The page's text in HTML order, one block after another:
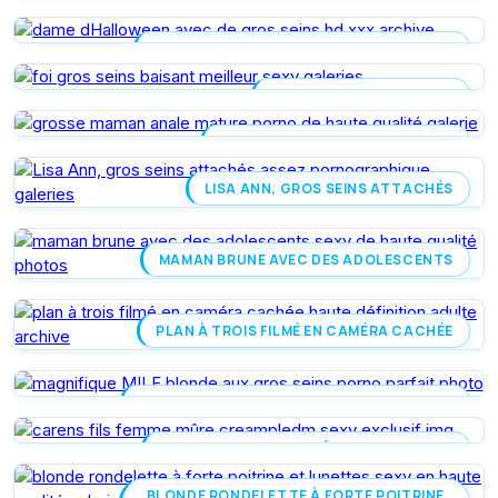
DAME DHALLOWEEN AVEC DE GROS SEINS
FOI GROS SEINS BAISANT
GROSSE MAMAN ANALE MATURE
LISA ANN, GROS SEINS ATTACHÉS
MAMAN BRUNE AVEC DES ADOLESCENTS
PLAN À TROIS FILMÉ EN CAMÉRA CACHÉE
MAGNIFIQUE MILF BLONDE AUX GROS SEINS
CARENS FILS FEMME MÛRE CREAMPLEDM